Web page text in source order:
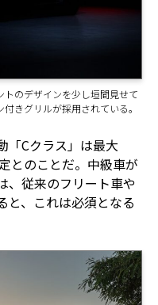
のデザインを少し垣間見せて
きグリルが採用されている。
「Cクラス」は最大
とのことだ。中級車が
、従来のフリート車や
と、これは必須となる